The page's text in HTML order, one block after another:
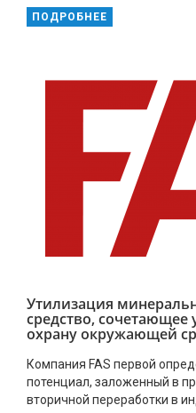
ПОДРОБНЕЕ
Утилизация
средство,
охрану окружающей
Компания FAS первой
потенциал, заложенный в
вторичной переработки в